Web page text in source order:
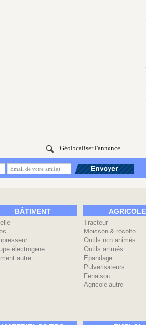
Géolocaliser l'annonce
BÂTIMENT
électrogène
autre
AGRICOLE
Tracteur
Moisson & récolte
Outils non animés
Outils animés
Épandage
Pulverisateurs
Fenaison
Agricole autre